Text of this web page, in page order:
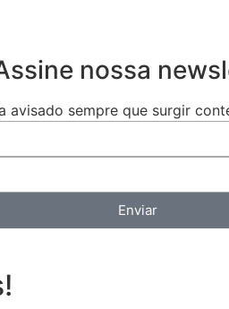
nossa
avisado sempre que surgir
Enviar